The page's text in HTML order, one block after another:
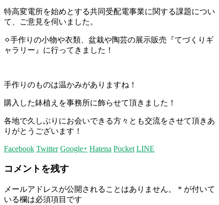
特高変電所を始めとする共同受配電事業に関する課題につい
て、ご意見を伺いました。
⚪︎手作りの小物や衣類、盆栽や陶芸の展示販売『てづくりギ
ャラリー』に行ってきました！
手作りのものは温かみがありますね！
購入した鉢植えを事務所に飾らせて頂きました！
各地で久しぶりにお会いできる方々とも交流をさせて頂きあ
りがとうございます！
Facebook Twitter Google+ Hatena Pocket LINE
コメントを残す
メールアドレスが公開されることはありません。 * が付いて
いる欄は必須項目です